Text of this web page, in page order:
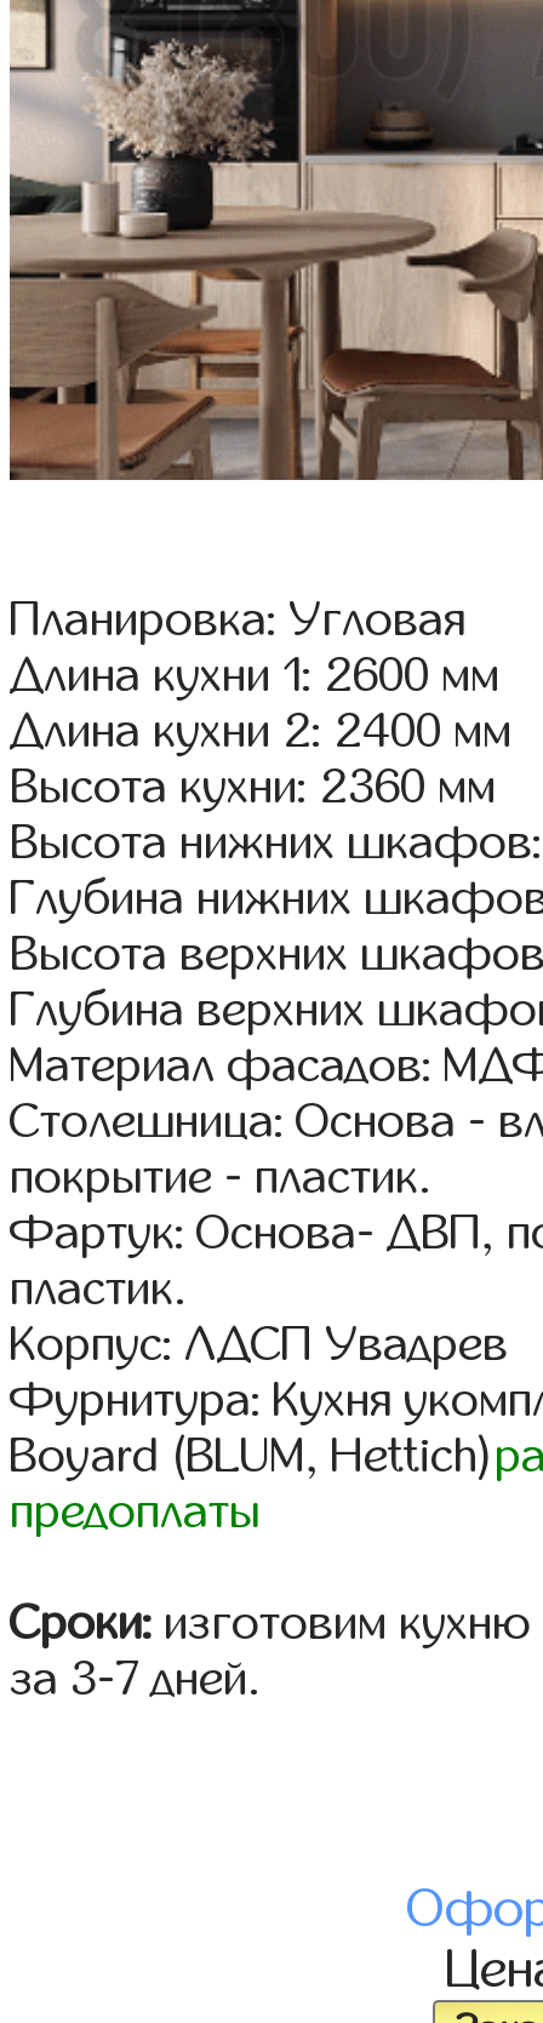
Планировка: Угловая
Длина кухни 1: 2600 мм
Длина кухни 2: 2400 мм
Высота кухни: 2360 мм
Высота нижних
Глубина нижних
Высота верхних
Глубина верхних
Материал фасадов:
Столешница: Основа -
покрытие - пластик.
Фартук: Основа- ДВП,
пластик.
Корпус: ЛДСП Увадрев
Фурнитура: Кухня
Boyard (BLUM, Hettich)
предоплаты
Сроки: изготовим
за 3-7 дней.